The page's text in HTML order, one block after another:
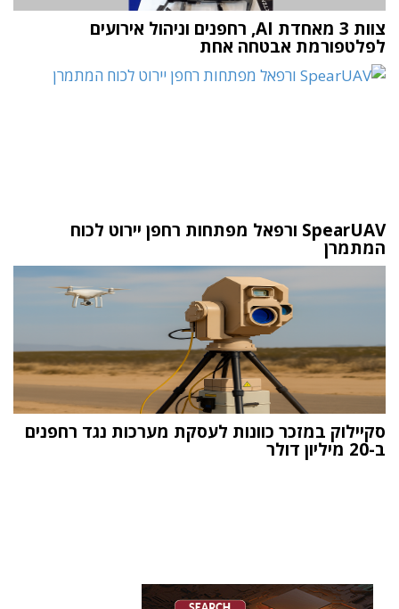
צוות 3 מאחדת AI, רחפנים וניהול אירועים
לפלטפורמת אבטחה אחת
SpearUAV ורפאל מפתחות רחפן יירוט לכוח
המתמרן
סקיילוק במזכר כוונות לעסקת מערכות נגד רחפנים
ב-20 מיליון דולר